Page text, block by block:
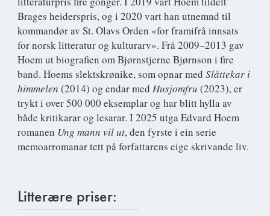
Brages heiderspris, og i 2020 vart han utnemnd til
kommandør av St. Olavs Orden «for framifrå innsats
for norsk litteratur og kulturarv». Frå 2009–2013 gav
Hoem ut biografien om Bjørnstjerne Bjørnson i fire
band. Hoems slektskrønike, som opnar med Slåttekar i
himmelen (2014) og endar med Husjomfru (2023), er
trykt i over 500 000 eksemplar og har blitt hylla av
både kritikarar og lesarar. I 2025 utga Edvard Hoem
romanen Ung mann vil ut, den fyrste i ein serie
memoarromanar tett på forfattarens eige skrivande liv.
Litterære priser: